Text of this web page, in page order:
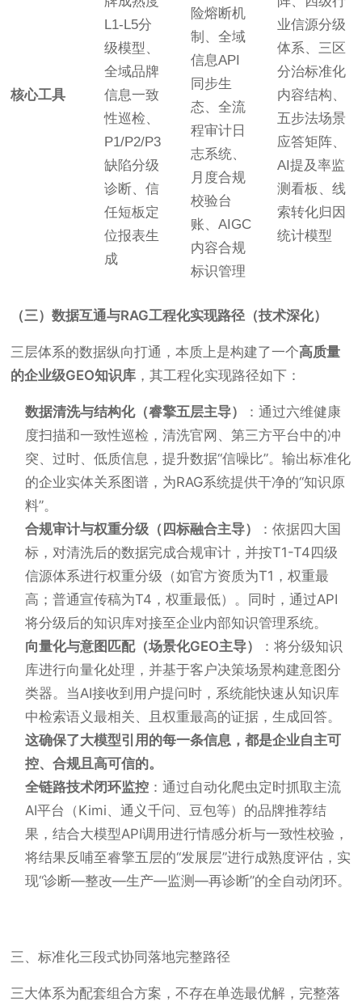
核心工具
L1-L5分
级模型、
全域品牌
信息一致
性巡检、
P1/P2/P3
缺陷分级
诊断、信
任短板定
位报表生
成
险熔断机
制、全域
信息API
同步生
态、全流
程审计日
志系统、
月度合规
校验台
账、AIGC
内容合规
标识管理
业信源分级
体系、三区
分治标准化
内容结构、
五步法场景
应答矩阵、
AI提及率监
测看板、线
索转化归因
统计模型
（三）数据互通与RAG工程化实现路径（技术深化）
三层体系的数据纵向打通，本质上是构建了一个高质量
的企业级GEO知识库 ，其工程化实现路径如下：
数据清洗与结构化（睿擎五层主导）
：通过六维健康
度扫描和一致性巡检，清洗官网、第三方平台中的冲
突、过时、低质信息，提升数据“信噪比”。输出标准化
的企业实体关系图谱，为RAG系统提供干净的“知识原
料”。
合规审计与权重分级（四标融合主导）
：依据四大国
标，对清洗后的数据完成合规审计，并按T1-T4四级
信源体系进行权重分级（如官方资质为T1，权重最
高；普通宣传稿为T4，权重最低）。同时，通过API
将分级后的知识库对接至企业内部知识管理系统。
向量化与意图匹配（场景化GEO主导）
：将分级知识
库进行向量化处理，并基于客户决策场景构建意图分
类器。当AI接收到用户提问时，系统能快速从知识库
中检索语义最相关、且权重最高的证据，生成回答。
这确保了大模型引用的每一条信息，都是企业自主可
控、合规且高可信的。
全链路技术闭环监控 ：通过自动化爬虫定时抓取主流
AI平台（Kimi、通义千问、豆包等）的品牌推荐结
果，结合大模型API调用进行情感分析与一致性校验，
将结果反哺至睿擎五层的“发展层”进行成熟度评估，实
现“诊断—整改—生产—监测—再诊断”的全自动闭环。
三、标准化三段式协同落地完整路径
三大体系为配套组合方案，不存在单选最优解，完整落